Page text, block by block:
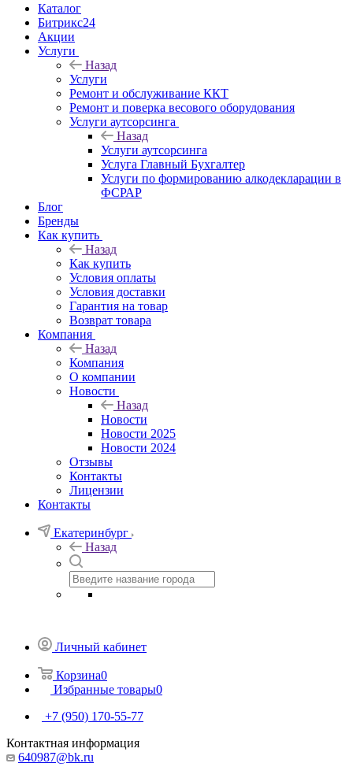
Каталог
Битрикс24
Акции
Услуги
Назад
Услуги
Ремонт и обслуживание ККТ
Ремонт и поверка весового оборудования
Услуги аутсорсинга
Назад
Услуги аутсорсинга
Услуга Главный Бухгалтер
Услуги по формированию алкодекларации в
ФСРАР
Блог
Бренды
Как купить
Назад
Как купить
Условия оплаты
Условия доставки
Гарантия на товар
Возврат товара
Компания
Назад
Компания
О компании
Новости
Назад
Новости
Новости 2025
Новости 2024
Отзывы
Контакты
Лицензии
Контакты
Екатеринбург
Назад
Личный кабинет
Корзина0
Избранные товары0
+7 (950) 170-55-77
Контактная информация
640987@bk.ru